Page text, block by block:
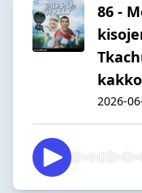
86 -
2026-